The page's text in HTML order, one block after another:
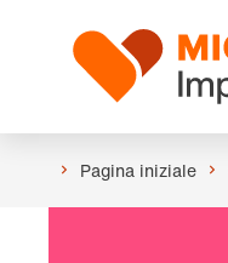
navigazione
Logo
Pagina iniziale